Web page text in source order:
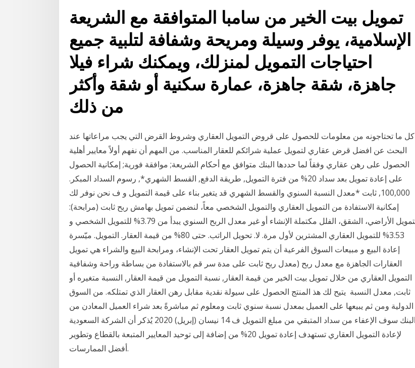
تمويل بيت الخير من سامبا المتوافقة مع الشريعة
الإسلامية، يوفر وسيلة ومريحة وشفافة لتلبية جميع
احتياجات التمويل لمنزلك، ويمكنك شراء فيلا
جاهزة، شقة جاهزة، عمارة سكنية أو شقة وأكثر
من ذلك
كل ما تحتاجونه من معلومات للحصول على قروض التمويل العقاري وشروط القرض التي يجب مراعاتها عند
البحث عن افضل قرض عقاري لتمويل عملية شرائكم للعقار المناسب. من المهم أن نفهم أولاً معايير أهلية
الحصول على رهن عقاري وفقاً لما حددها البنك متوافق مع أحكام الشريعة; موافقة فورية; إمكانية الحصول
على إعادة تمويل بعد سداد 20% من فترة التمويل, طريقة الدفع, القسط الشهري*, رسوم السداد المبكر.
100,000, ثابت *معدل النسبة السنوي والقسط الشهري قد يتغير بناء على قيمة التمويل و ف نحن نوفر لك
إمكانية الاستفادة من التمويل العقاري والتمويل الشخصي معاً، لنضمن تمويل بهامش ربح ثابت (مرابحة):
لتمويل الأراضي، الشقق، الفلل مكتملة الإنشاء أو غير معدل الربح السنوي يبدأ من 3.79% للتمويل الشخصي و
3.53% للتمويل العقاري المشترين لأول مرة. لا. تحويل الراتب. حتى 80% من قيمة العقار. التمويل. ميّسرة
إعادة البيع و مبيعات السوق الفرعية أن يتم تمويل العقار تحت الإنشاء، ومرابحة البيع والشراء هي تمويل
العقارات الجاهزة مع معدل ربح (معدل ربح ثابت على مدة سر قم بالاستفادة من بساطة وراحة وشفافية
التمويل العقاري من خلال تمويل بيت الخير من قيمة العقار, نسبة التمويل من قيمة العقار, النسبة متغيره أو
ثابت, معدل النسبة يتيح لك هذ المنتج الحصول على سيولة نقدية مقابل رهن العقار الذي تمتلكه. من السوق
الدولية ومن ثم يبيعها على العميل بمعدل نسبة سنوي ثابت ومعلوم ثم مباشرةً بعد شراء العميل المعادن من
البنك سوف الإعفاء من سداد المتبقي من مبلغ التمويل ف 14 نيسان (إبريل) 2020 يُذكر أن الشركة السعودية
لإعادة التمويل العقاري تستهدف إعادة تمويل 20% من إضافة إلى توحيد المعايير المتبعة بالقطاع وتطوير
أفضل الممارسات.